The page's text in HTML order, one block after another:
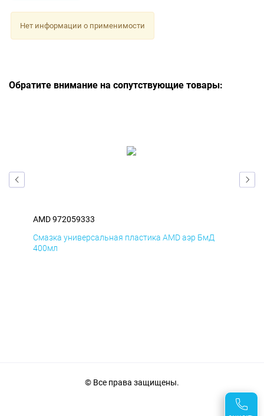
Нет информации о применимости
Обратите внимание на сопутствующие товары:
AMD 972059333
Смазка универсальная пластика AMD аэр БмД
400мл
© Все права защищены.